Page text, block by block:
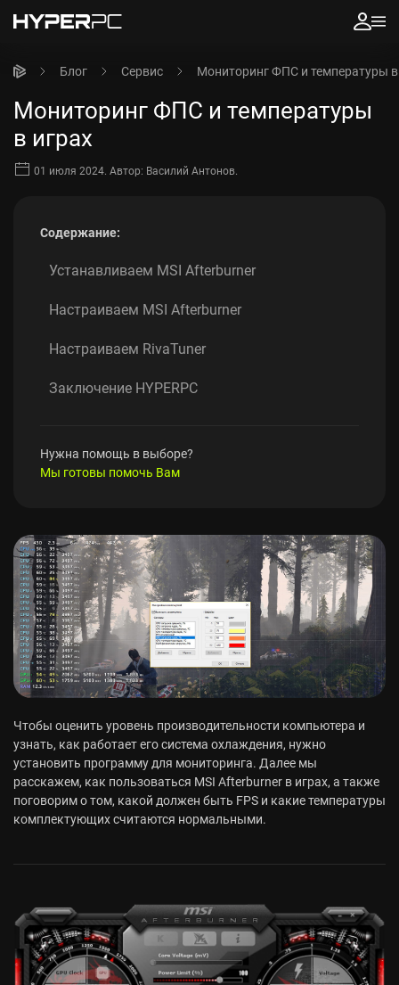
Блог Сервис Мониторинг ФПС и температуры в
Мониторинг ФПС и температуры
в играх
01 июля 2024. Автор: Василий Антонов.
Содержание:
Устанавливаем MSI Afterburner
Настраиваем MSI Afterburner
Настраиваем RivaTuner
Заключение HYPERPC
Нужна помощь в выборе?
Мы готовы помочь Вам
Чтобы оценить уровень производительности компьютера и
узнать, как работает его система охлаждения, нужно
установить программу для мониторинга. Далее мы
расскажем, как пользоваться MSI Afterburner в играх, а также
поговорим о том, какой должен быть FPS и какие температуры
комплектующих считаются нормальными.